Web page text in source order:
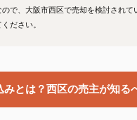
ので、大阪市西区で売却を検討されて
ださい。
みとは？西区の売主が知る